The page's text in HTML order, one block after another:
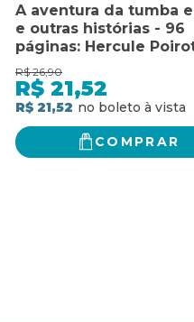
A aventura da tumba
e outras histórias - 96
páginas: Hercule
R$ 26,90
R$ 21,52
R$ 21,52
COMPRAR